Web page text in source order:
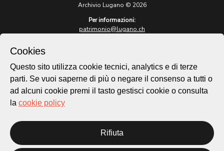
Archivio Lugano © 2026
Per informazioni:
patrimonio@lugano.ch
lugano.ch
Cookie policy
Homepage
Temi
Mappa
Cookies
Questo sito utilizza cookie tecnici, analytics e di terze
parti. Se vuoi saperne di più o negare il consenso a tutti o
ad alcuni cookie premi il tasto gestisci cookie o consulta
la cookie policy
Rifiuta